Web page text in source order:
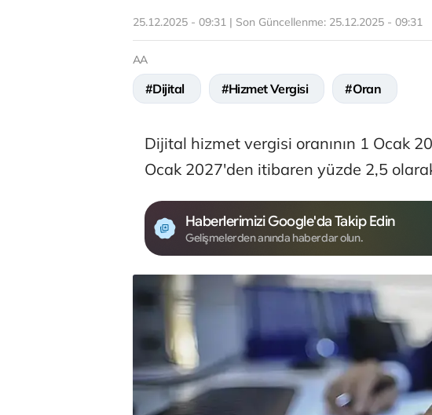
25.12.2025 - 09:31 | Son Güncellenme: 25.12.2025 - 09:31
AA
#Dijital #Hizmet Vergisi #Oran
Dijital hizmet vergisi oranının 1 Ocak
Ocak 2027'den itibaren yüzde 2,5
Haberlerimizi Google'da Takip Edin
Gelişmelerden anında haberdar olun.